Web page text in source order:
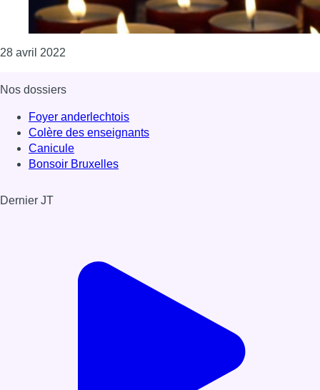
28 avril 2022
Nos dossiers
Foyer anderlechtois
Colère des enseignants
Canicule
Bonsoir Bruxelles
Dernier JT